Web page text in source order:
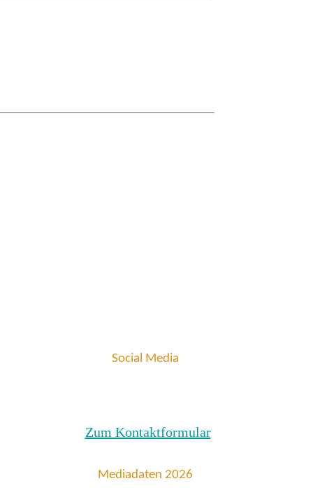
Social Media
Zum Kontaktformular
Mediadaten 2026